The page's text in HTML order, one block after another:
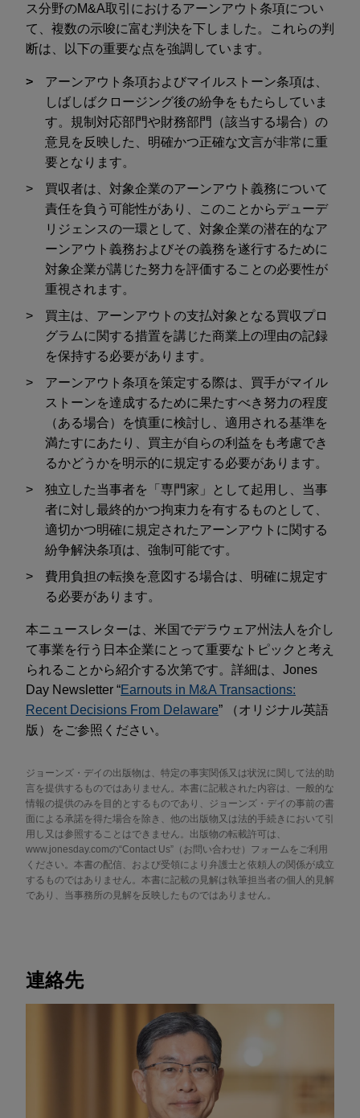
ス分野のM&A取引におけるアーンアウト条項につい
て、複数の示唆に富む判決を下しました。これらの判
断は、以下の重要な点を強調しています。
アーンアウト条項およびマイルストーン条項は、
しばしばクロージング後の紛争をもたらしていま
す。規制対応部門や財務部門（該当する場合）の
意見を反映した、明確かつ正確な文言が非常に重
要となります。
買収者は、対象企業のアーンアウト義務について
責任を負う可能性があり、このことからデューデ
リジェンスの一環として、対象企業の潜在的なア
ーンアウト義務およびその義務を遂行するために
対象企業が講じた努力を評価することの必要性が
重視されます。
買主は、アーンアウトの支払対象となる買収プロ
グラムに関する措置を講じた商業上の理由の記録
を保持する必要があります。
アーンアウト条項を策定する際は、買手がマイル
ストーンを達成するために果たすべき努力の程度
（ある場合）を慎重に検討し、適用される基準を
満たすにあたり、買主が自らの利益をも考慮でき
るかどうかを明示的に規定する必要があります。
独立した当事者を「専門家」として起用し、当事
者に対し最終的かつ拘束力を有するものとして、
適切かつ明確に規定されたアーンアウトに関する
紛争解決条項は、強制可能です。
費用負担の転換を意図する場合は、明確に規定す
る必要があります。
本ニュースレターは、米国でデラウェア州法人を介し
て事業を行う日本企業にとって重要なトピックと考え
られることから紹介する次第です。詳細は、Jones
Day Newsletter “Earnouts in M&A Transactions:
Recent Decisions From Delaware” （オリジナル英語
版）をご参照ください。
ジョーンズ・デイの出版物は、特定の事実関係又は状況に関して法的助
言を提供するものではありません。本書に記載された内容は、一般的な
情報の提供のみを目的とするものであり、ジョーンズ・デイの事前の書
面による承諾を得た場合を除き、他の出版物又は法的手続きにおいて引
用し又は参照することはできません。出版物の転載許可は、
www.jonesday.comの“Contact Us”（お問い合わせ）フォームをご利用
ください。本書の配信、および受領により弁護士と依頼人の関係が成立
するものではありません。本書に記載の見解は執筆担当者の個人的見解
であり、当事務所の見解を反映したものではありません。
連絡先